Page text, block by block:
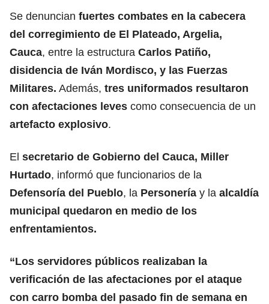
Se denuncian fuertes combates en la cabecera
del corregimiento de El Plateado, Argelia,
Cauca, entre la estructura Carlos Patiño,
disidencia de Iván Mordisco, y las Fuerzas
Militares. Además, tres uniformados resultaron
con afectaciones leves como consecuencia de un
artefacto explosivo.
El secretario de Gobierno del Cauca, Miller
Hurtado, informó que funcionarios de la
Defensoría del Pueblo, la Personería y la alcaldía
municipal quedaron en medio de los
enfrentamientos.
“Los servidores públicos realizaban la
verificación de las afectaciones por el ataque
con carro bomba del pasado fin de semana en